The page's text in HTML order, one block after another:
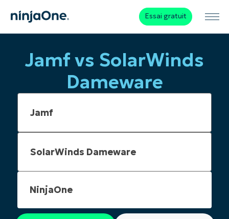
Essai gratuit
Jamf vs SolarWinds
Dameware
NinjaOne